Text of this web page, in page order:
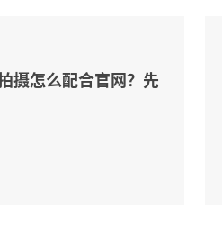
摄怎么配合官网？先